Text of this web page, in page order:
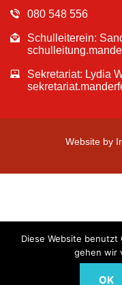
080 548 556
Schulleiterein:
Sekretariat: Lydia
Website by
Diese Website
gehen wir
OK